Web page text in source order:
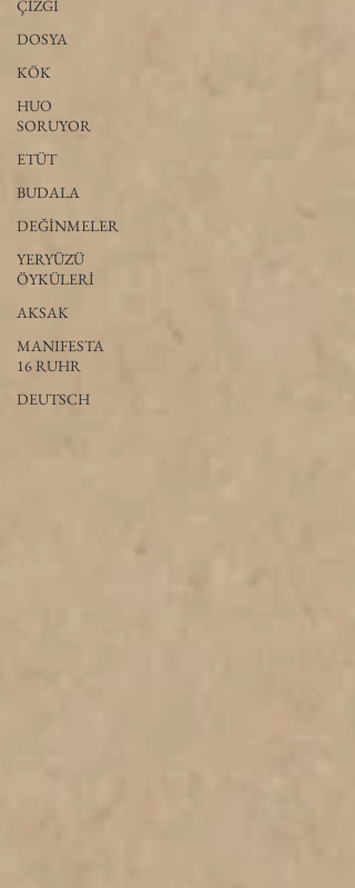
ÇİZGİ
DOSYA
KÖK
HUO
SORUYOR
ETÜT
BUDALA
DEĞİNMELER
YERYÜZÜ
ÖYKÜLERİ
AKSAK
MANIFESTA
16 RUHR
DEUTSCH